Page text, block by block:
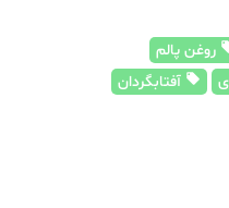
روغن پالم
آفتابگردان